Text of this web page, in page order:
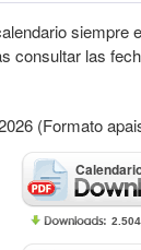
siempre
consultar las
(Formato
2.504